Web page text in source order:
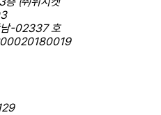
남-02337 호